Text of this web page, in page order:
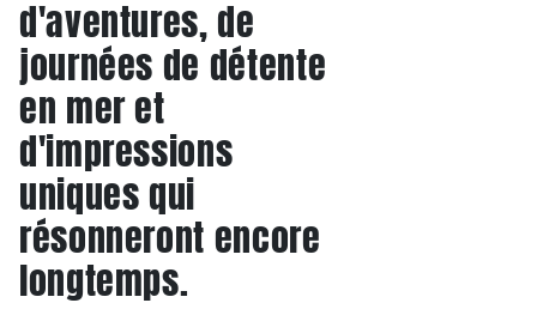
d'aventures, de
journées de détente
en mer et
d'impressions
uniques qui
résonneront encore
longtemps.